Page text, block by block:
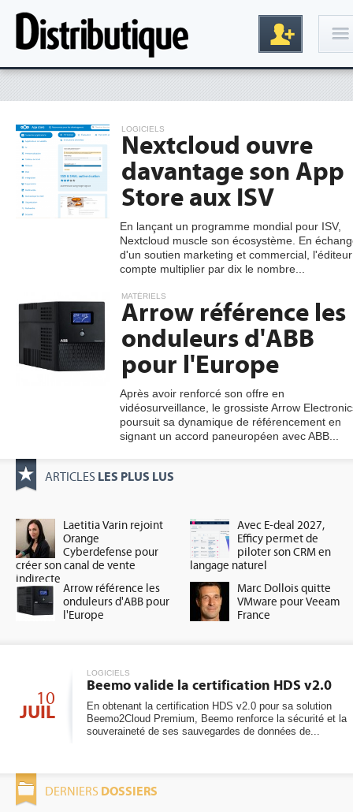
Inscription
gratuite
LOGICIELS
Nextcloud ouvre
davantage son App
Store aux ISV
En lançant un programme mondial pour ISV,
Nextcloud muscle son écosystème. En
d'un soutien marketing et commercial, l'éditeur
compte multiplier par dix le nombre...
MATÉRIELS
Arrow référence les
onduleurs d'ABB
pour l'Europe
Après avoir renforcé son offre en
vidéosurveillance, le grossiste Arrow
poursuit sa dynamique de référencement en
signant un accord paneuropéen avec ABB...
ARTICLES LES PLUS LUS
Laetitia Varin rejoint
Orange
Cyberdefense pour
créer son canal de vente
indirecte
Avec E-deal 2027,
Efficy permet de
piloter son CRM en
langage naturel
Arrow référence les
onduleurs d'ABB pour
l'Europe
Marc Dollois quitte
VMware pour Veeam
France
10
JUIL
LOGICIELS
Beemo valide la certification HDS v2.0
En obtenant la certification HDS v2.0 pour sa solution
Beemo2Cloud Premium, Beemo renforce la sécurité et la
souveraineté de ses sauvegardes de données de...
DERNIERS DOSSIERS